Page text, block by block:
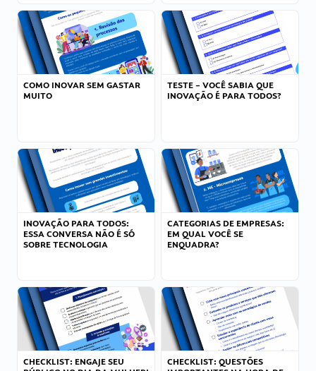
COMO INOVAR SEM GASTAR
MUITO
TESTE – VOCÊ SABIA QUE
INOVAÇÃO É PARA TODOS?
INOVAÇÃO PARA TODOS:
ESSA CONVERSA NÃO É SÓ
SOBRE TECNOLOGIA
CATEGORIAS DE EMPRESAS:
EM QUAL VOCÊ SE
ENQUADRA?
CHECKLIST: ENGAJE SEU
CHECKLIST: QUESTÕES